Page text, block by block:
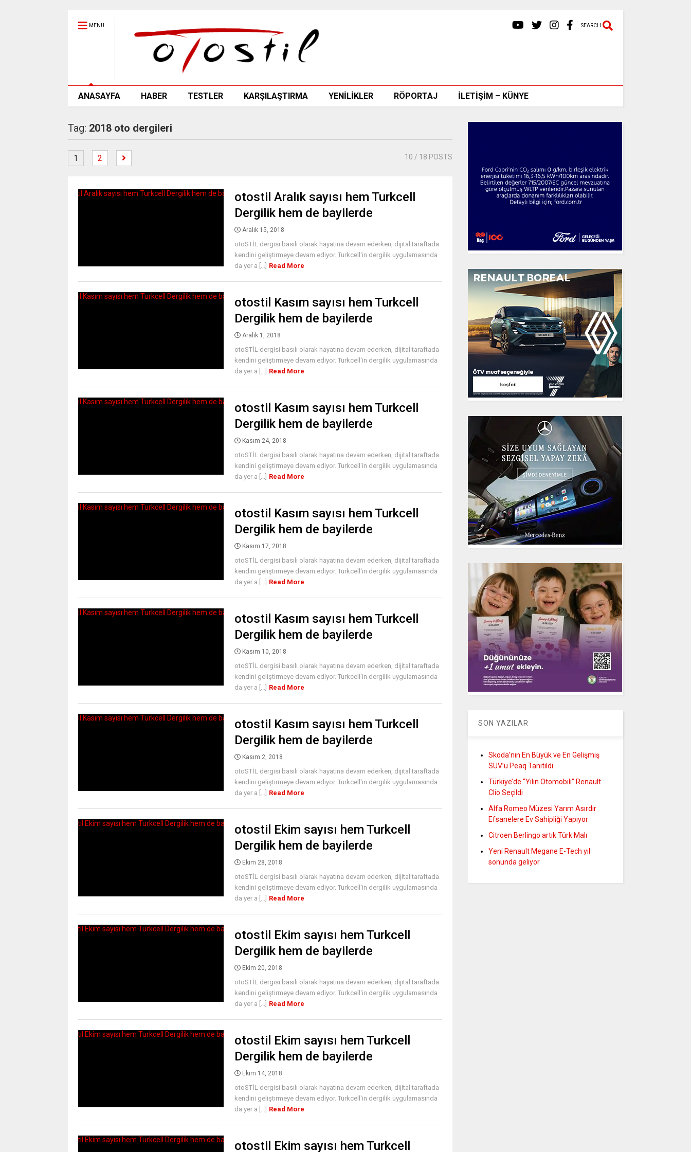
MENU SEARCH
ANASAYFA HABER TESTLER KARŞILAŞTIRMA YENİLİKLER RÖPORTAJ İLETİŞİM – KÜNYE
Tag: 2018 oto dergileri
1 2 10 / 18 POSTS
otostil Aralık sayısı hem Turkcell
Dergilik hem de bayilerde
Aralık 15, 2018
otoSTİL dergisi basılı olarak hayatına devam ederken, dijital taraftada
kendini geliştirmeye devam ediyor. Turkcell'in dergilik uygulamasında
da yer a [...] Read More
otostil Kasım sayısı hem Turkcell
Dergilik hem de bayilerde
Aralık 1, 2018
otoSTİL dergisi basılı olarak hayatına devam ederken, dijital taraftada
kendini geliştirmeye devam ediyor. Turkcell'in dergilik uygulamasında
da yer a [...] Read More
otostil Kasım sayısı hem Turkcell
Dergilik hem de bayilerde
Kasım 24, 2018
otoSTİL dergisi basılı olarak hayatına devam ederken, dijital taraftada
kendini geliştirmeye devam ediyor. Turkcell'in dergilik uygulamasında
da yer a [...] Read More
otostil Kasım sayısı hem Turkcell
Dergilik hem de bayilerde
Kasım 17, 2018
otoSTİL dergisi basılı olarak hayatına devam ederken, dijital taraftada
kendini geliştirmeye devam ediyor. Turkcell'in dergilik uygulamasında
da yer a [...] Read More
otostil Kasım sayısı hem Turkcell
Dergilik hem de bayilerde
Kasım 10, 2018
otoSTİL dergisi basılı olarak hayatına devam ederken, dijital taraftada
kendini geliştirmeye devam ediyor. Turkcell'in dergilik uygulamasında
da yer a [...] Read More
otostil Kasım sayısı hem Turkcell
Dergilik hem de bayilerde
Kasım 2, 2018
otoSTİL dergisi basılı olarak hayatına devam ederken, dijital taraftada
kendini geliştirmeye devam ediyor. Turkcell'in dergilik uygulamasında
da yer a [...] Read More
otostil Ekim sayısı hem Turkcell
Dergilik hem de bayilerde
Ekim 28, 2018
otoSTİL dergisi basılı olarak hayatına devam ederken, dijital taraftada
kendini geliştirmeye devam ediyor. Turkcell'in dergilik uygulamasında
da yer a [...] Read More
otostil Ekim sayısı hem Turkcell
Dergilik hem de bayilerde
Ekim 20, 2018
otoSTİL dergisi basılı olarak hayatına devam ederken, dijital taraftada
kendini geliştirmeye devam ediyor. Turkcell'in dergilik uygulamasında
da yer a [...] Read More
otostil Ekim sayısı hem Turkcell
Dergilik hem de bayilerde
Ekim 14, 2018
otoSTİL dergisi basılı olarak hayatına devam ederken, dijital taraftada
kendini geliştirmeye devam ediyor. Turkcell'in dergilik uygulamasında
da yer a [...] Read More
otostil Ekim sayısı hem Turkcell
SON YAZILAR
Skoda’nın En Büyük ve En Gelişmiş
SUV’u Peaq Tanıtıldı
Türkiye’de “Yılın Otomobili” Renault
Clio Seçildi
Alfa Romeo Müzesi Yarım Asırdır
Efsanelere Ev Sahipliği Yapıyor
Citroen Berlingo artık Türk Malı
Yeni Renault Megane E-Tech yıl
sonunda geliyor